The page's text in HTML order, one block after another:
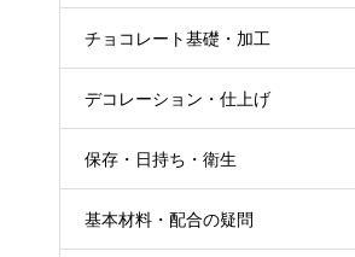
チョコレート基礎・加工
デコレーション・仕上げ
保存・日持ち・衛生
基本材料・配合の疑問